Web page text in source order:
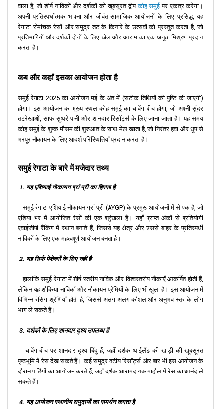
वाला है, जो शीर्ष नाविकों और दर्शकों को खूबसूरत द्वीपकोह समुईपर एकत्र करेगा।
अपनी प्रतिस्पर्धात्मक भावना और जीवंत सामाजिक आयोजनों के लिए प्रसिद्ध, यह
रेगाटा रोमांचक रेसों और समुद्र तट के किनारे के उत्सवों को प्रस्तुत करता है, जो
प्रतिभागियों और दर्शकों दोनों के लिए खेल और आराम का एक अनूठा मिश्रण प्रदान
करता है।
कब और कहाँ इसका आयोजन होता है
समुई रेगाटा 2025 का आयोजन मई के अंत में (सटीक तिथियों की पुष्टि की जाएगी)
होगा। इस आयोजन का मुख्य स्थल कोह समुई का चावेंग बीच होगा, जो अपनी सुंदर
तटरेखाओं, साफ-सुथरे पानी और शानदार रिसॉर्ट्स के लिए जाना जाता है। यह समय
कोह समुई के शुष्क मौसम की शुरुआत के साथ मेल खाता है, जो निरंतर हवा और धूप से
भरपूर नौकायन के लिए आदर्श परिस्थितियाँ प्रदान करता है।
समुई रेगाटा के बारे में मजेदार तथ्य
1. यह एशियाई नौकायन ग्रां प्री का हिस्सा है
समुई रेगाटा एशियाई नौकायन ग्रां प्री (AYGP) के प्रमुख आयोजनों में से एक है, जो
एशिया भर में आयोजित रेसों की एक श्रृंखला है। यहाँ प्राप्त अंकों से प्रतियोगी
एवाईजीपी रैंकिंग में स्थान बनाते हैं, जिससे यह क्षेत्र और उससे बाहर के प्रतिस्पर्धी
नाविकों के लिए एक महत्वपूर्ण आयोजन बनता है।
2. यह सिर्फ पेशेवरों के लिए नहीं है
हालांकि समुई रेगाटा में शीर्ष स्तरीय नाविक और विश्वस्तरीय नौकाएँ आकर्षित होती हैं,
लेकिन यह शौकिया नाविकों और नौकायन प्रेमियों के लिए भी खुला है। इस आयोजन में
विभिन्न रेसिंग श्रेणियाँ होती हैं, जिससे अलग-अलग कौशल और अनुभव स्तर के लोग
भाग ले सकते हैं।
3. दर्शकों के लिए शानदार दृश्य उपलब्ध हैं
चावेंग बीच पर शानदार दृश्य बिंदु हैं, जहाँ दर्शक थाईलैंड की खाड़ी की खूबसूरत
पृष्ठभूमि में रेस देख सकते हैं। कई समुद्र तटीय रिसॉर्ट्स और बार भी इस आयोजन के
दौरान पार्टियों का आयोजन करते हैं, जहाँ दर्शक आरामदायक माहौल में रेस का आनंद ले
सकते हैं।
4. यह आयोजन स्थानीय समुदायों का समर्थन करता है